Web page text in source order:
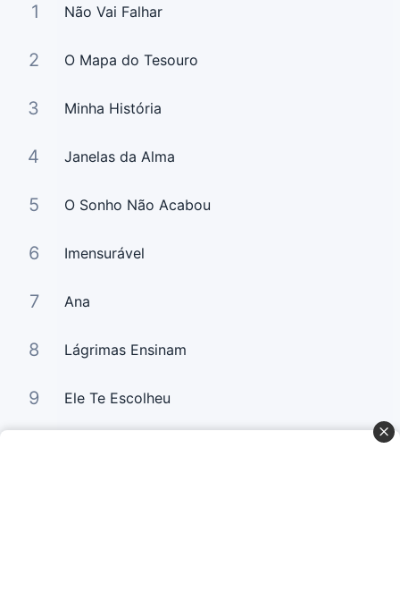
1 Não Vai Falhar
2 O Mapa do Tesouro
3 Minha História
4 Janelas da Alma
5 O Sonho Não Acabou
6 Imensurável
7 Ana
8 Lágrimas Ensinam
9 Ele Te Escolheu